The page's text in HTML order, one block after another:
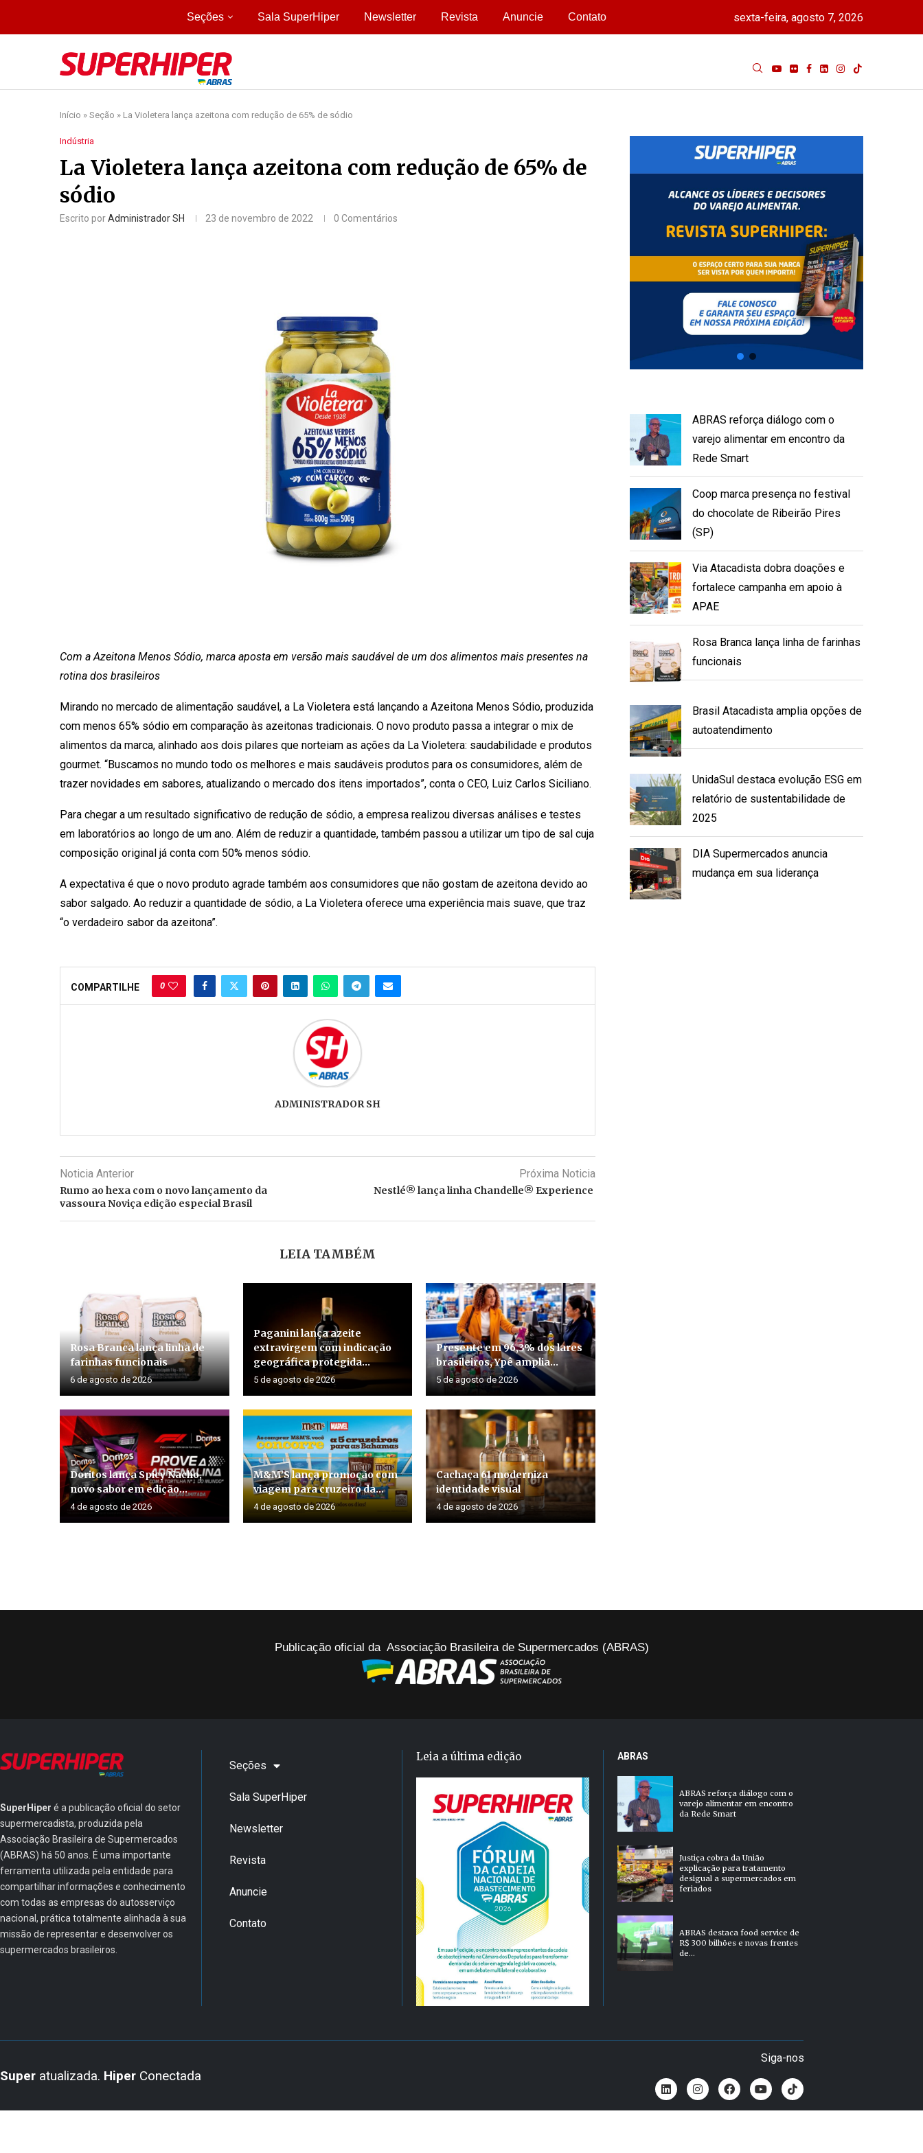
Seções Sala SuperHiper Newsletter Revista Anuncie Contato sexta-feira, agosto 7, 2026
Início » Seção » La Violetera lança azeitona com redução de 65% de sódio
Indústria
La Violetera lança azeitona com redução de 65% de
sódio
Escrito porAdministrador SH 23 de novembro de 2022 0 Comentários
Com a Azeitona Menos Sódio, marca aposta em versão mais saudável de um dos alimentos mais presentes na
rotina dos brasileiros
Mirando no mercado de alimentação saudável, a La Violetera está lançando a Azeitona Menos Sódio, produzida
com menos 65% sódio em comparação às azeitonas tradicionais. O novo produto passa a integrar o mix de
alimentos da marca, alinhado aos dois pilares que norteiam as ações da La Violetera: saudabilidade e produtos
gourmet. “Buscamos no mundo todo os melhores e mais saudáveis produtos para os consumidores, além de
trazer novidades em sabores, atualizando o mercado dos itens importados”, conta o CEO, Luiz Carlos Siciliano.
Para chegar a um resultado significativo de redução de sódio, a empresa realizou diversas análises e testes
em laboratórios ao longo de um ano. Além de reduzir a quantidade, também passou a utilizar um tipo de sal cuja
composição original já conta com 50% menos sódio.
A expectativa é que o novo produto agrade também aos consumidores que não gostam de azeitona devido ao
sabor salgado. Ao reduzir a quantidade de sódio, a La Violetera oferece uma experiência mais suave, que traz
“o verdadeiro sabor da azeitona”.
COMPARTILHE 0
ADMINISTRADOR SH
Noticia Anterior
Rumo ao hexa com o novo lançamento da
vassoura Noviça edição especial Brasil
Próxima Noticia
Nestlé® lança linha Chandelle® Experience
LEIA TAMBÉM
Rosa Branca lança linha de
farinhas funcionais
6 de agosto de 2026
Paganini lança azeite
extravirgem com indicação
geográfica protegida...
5 de agosto de 2026
Presente em 96,3% dos lares
brasileiros, Ypê amplia...
5 de agosto de 2026
Doritos lança Spicy Nacho,
novo sabor em edição...
4 de agosto de 2026
M&M’S lança promoção com
viagem para cruzeiro da...
4 de agosto de 2026
Cachaça 61 moderniza
identidade visual
4 de agosto de 2026
ABRAS reforça diálogo com o
varejo alimentar em encontro da
Rede Smart
Coop marca presença no festival
do chocolate de Ribeirão Pires
(SP)
Via Atacadista dobra doações e
fortalece campanha em apoio à
APAE
Rosa Branca lança linha de farinhas
funcionais
Brasil Atacadista amplia opções de
autoatendimento
UnidaSul destaca evolução ESG em
relatório de sustentabilidade de
2025
DIA Supermercados anuncia
mudança em sua liderança
Publicação oficial da Associação Brasileira de Supermercados (ABRAS)
SuperHiper é a publicação oficial do setor
supermercadista, produzida pela
Associação Brasileira de Supermercados
(ABRAS) há 50 anos. É uma importante
ferramenta utilizada pela entidade para
compartilhar informações e conhecimento
com todas as empresas do autosserviço
nacional, prática totalmente alinhada à sua
missão de representar e desenvolver os
supermercados brasileiros.
Seções
Sala SuperHiper
Newsletter
Revista
Anuncie
Contato
Leia a última edição ABRAS
ABRAS reforça diálogo com o
varejo alimentar em encontro
da Rede Smart
Justiça cobra da União
explicação para tratamento
desigual a supermercados em
feriados
ABRAS destaca food service de
R$ 300 bilhões e novas frentes
de...
Super atualizada. Hiper Conectada
Siga-nos